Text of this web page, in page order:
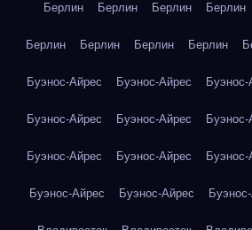
Берлин Берлин Берлин Берлин
Берлин Берлин Берлин Берлин
Буэнос-Айрес Буэнос-Айрес Буэнос-
Буэнос-Айрес Буэнос-Айрес Буэнос-
Буэнос-Айрес Буэнос-Айрес Буэнос-
Буэнос-Айрес Буэнос-Айрес